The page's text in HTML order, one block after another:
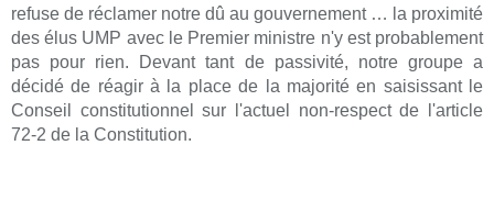
refuse de réclamer notre dû au gouvernement … la proximité
des élus UMP avec le Premier ministre n'y est probablement
pas pour rien. Devant tant de passivité, notre groupe a
décidé de réagir à la place de la majorité en saisissant le
Conseil constitutionnel sur l'actuel non-respect de l'article
72-2 de la Constitution.